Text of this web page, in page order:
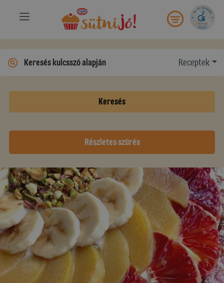
Receptek
Keresés
Részletes szűrés